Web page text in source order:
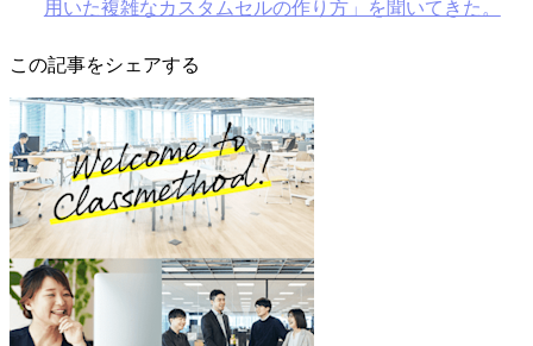
用いた複雑なカスタムセルの作り方」を聞いてきた。
この記事をシェアする